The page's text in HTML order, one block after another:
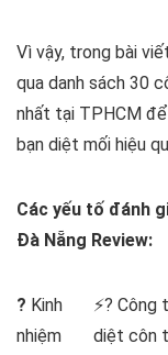
Vì vậy, trong bài
qua danh sách 30
nhất tại TPHCM
bạn diệt mối hiệu
Các yếu tố đánh
Đà Nẵng Review:
? Kinh
nhiệm
⚡?
diệt côn